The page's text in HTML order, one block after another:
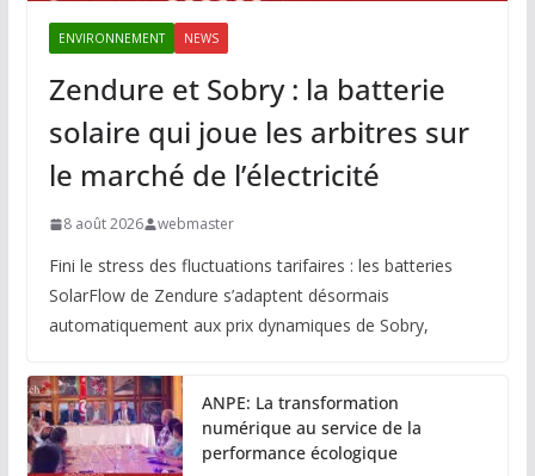
ENVIRONNEMENT NEWS
Zendure et Sobry : la batterie
solaire qui joue les arbitres sur
le marché de l’électricité
8 août 2026 webmaster
Fini le stress des fluctuations tarifaires : les batteries
SolarFlow de Zendure s’adaptent désormais
automatiquement aux prix dynamiques de Sobry,
ANPE: La transformation
numérique au service de la
performance écologique